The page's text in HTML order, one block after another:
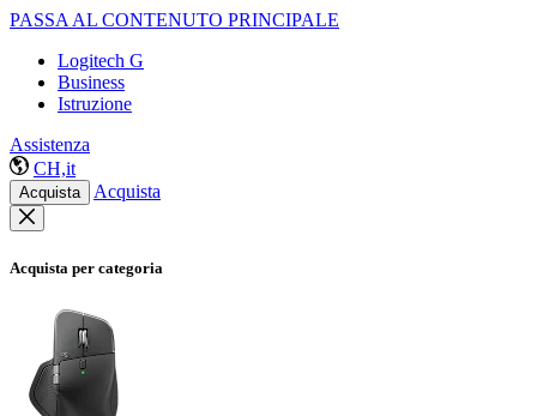
PASSA AL CONTENUTO PRINCIPALE
Logitech G
Business
Istruzione
Assistenza
CH,it
Acquista Acquista
Acquista per categoria